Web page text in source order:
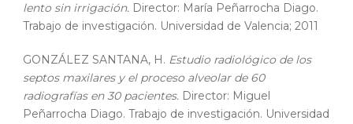
lento sin irrigación. Director: María Peñarrocha Diago.
Trabajo de investigación. Universidad de Valencia; 2011
GONZÁLEZ SANTANA, H. Estudio radiológico de los
septos maxilares y el proceso alveolar de 60
radiografías en 30 pacientes. Director: Miguel
Peñarrocha Diago. Trabajo de investigación. Universidad